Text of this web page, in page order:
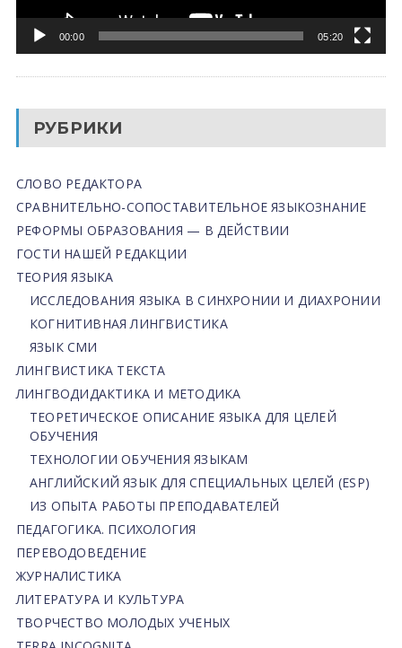
00:00 05:20
РУБРИКИ
СЛОВО РЕДАКТОРА
СРАВНИТЕЛЬНО-СОПОСТАВИТЕЛЬНОЕ ЯЗЫКОЗНАНИЕ
РЕФОРМЫ ОБРАЗОВАНИЯ — В ДЕЙСТВИИ
ГОСТИ НАШЕЙ РЕДАКЦИИ
ТЕОРИЯ ЯЗЫКА
ИССЛЕДОВАНИЯ ЯЗЫКА В СИНХРОНИИ И ДИАХРОНИИ
КОГНИТИВНАЯ ЛИНГВИСТИКА
ЯЗЫК СМИ
ЛИНГВИСТИКА ТЕКСТА
ЛИНГВОДИДАКТИКА И МЕТОДИКА
ТЕОРЕТИЧЕСКОЕ ОПИСАНИЕ ЯЗЫКА ДЛЯ ЦЕЛЕЙ
ОБУЧЕНИЯ
ТЕХНОЛОГИИ ОБУЧЕНИЯ ЯЗЫКАМ
АНГЛИЙСКИЙ ЯЗЫК ДЛЯ СПЕЦИАЛЬНЫХ ЦЕЛЕЙ (ESP)
ИЗ ОПЫТА РАБОТЫ ПРЕПОДАВАТЕЛЕЙ
ПЕДАГОГИКА. ПСИХОЛОГИЯ
ПЕРЕВОДОВЕДЕНИЕ
ЖУРНАЛИСТИКА
ЛИТЕРАТУРА И КУЛЬТУРА
ТВОРЧЕСТВО МОЛОДЫХ УЧЕНЫХ